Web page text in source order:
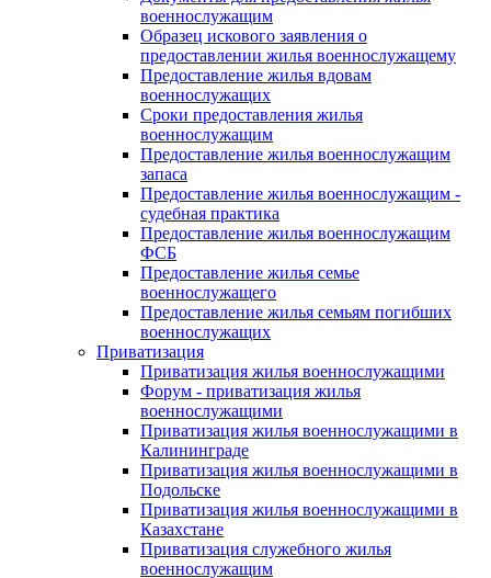
военнослужащим
Образец искового заявления о
предоставлении жилья военнослужащему
Предоставление жилья вдовам
военнослужащих
Сроки предоставления жилья
военнослужащим
Предоставление жилья военнослужащим
запаса
Предоставление жилья военнослужащим -
судебная практика
Предоставление жилья военнослужащим
ФСБ
Предоставление жилья семье
военнослужащего
Предоставление жилья семьям погибших
военнослужащих
Приватизация
Приватизация жилья военнослужащими
Форум - приватизация жилья
военнослужащими
Приватизация жилья военнослужащими в
Калининграде
Приватизация жилья военнослужащими в
Подольске
Приватизация жилья военнослужащими в
Казахстане
Приватизация служебного жилья
военнослужащим